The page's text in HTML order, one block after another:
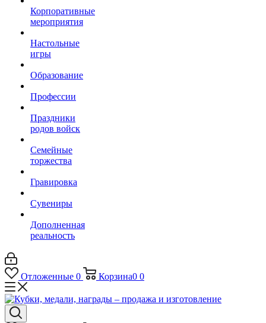
Корпоративные
мероприятия
Настольные
игры
Образование
Профессии
Праздники
родов войск
Семейные
торжества
Гравировка
Сувениры
Дополненная
реальность
Отложенные 0 Корзина0 0